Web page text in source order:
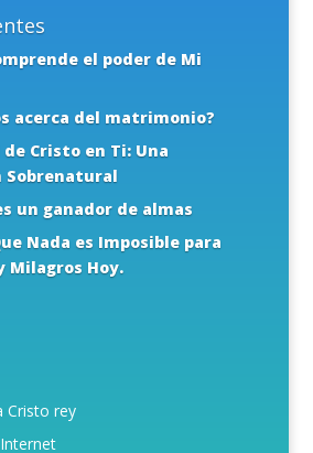
el poder de Mi
acerca del matrimonio?
Cristo en Ti: Una
Sobrenatural
un ganador de almas
Nada es Imposible para
Milagros Hoy.
Cristo rey